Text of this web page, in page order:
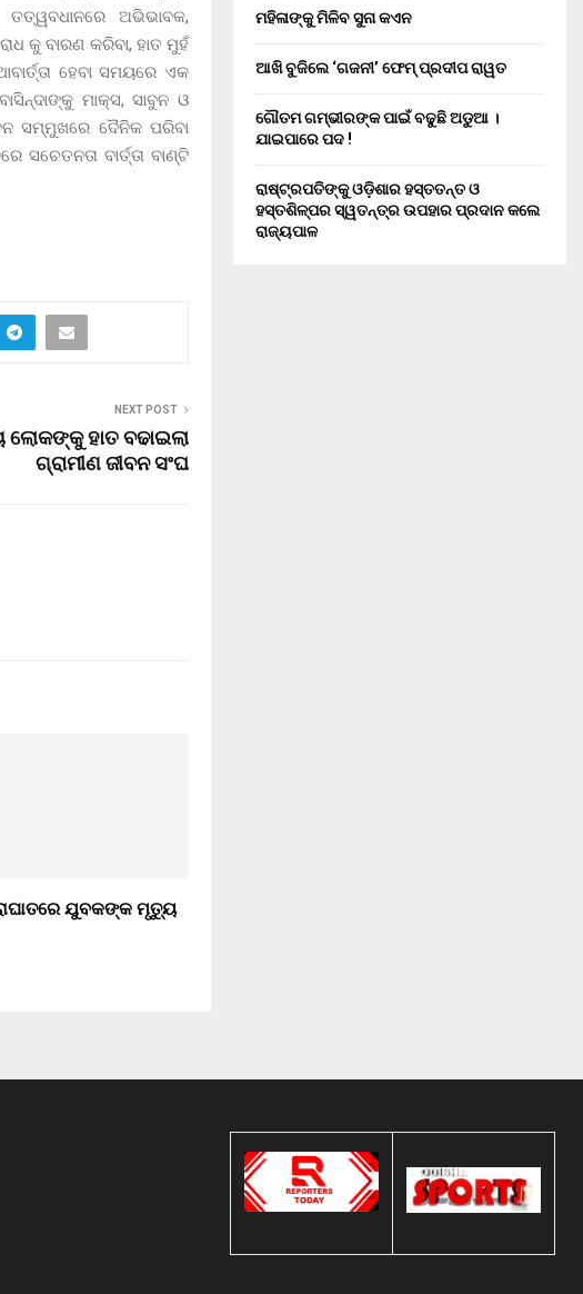
ତତ୍ୱବଧାନରେ ଅଭିଭାବକ,
କୁ ବାରଣ କରିବା, ହାତ ମୁହଁ
ହେବା ସମୟରେ ଏକ
ମାକ୍ସ, ସାବୁନ ଓ
ସମ୍ମୁଖରେ ଦୈନିକ ପରିବା
ବାର୍ତ୍ତା ବାଣ୍ଟି
NEXT POST
ଲୋକଙ୍କୁ ହାତ ବଢାଇଲା
ଗ୍ରାମୀଣ ଜୀବନ ସଂଘ
ଯୁବକଙ୍କ ମୃତ୍ୟୁ
ମହିଳାଙ୍କୁ ମିଳିବ ସୁନା କଏନ
ଆଖି ବୁଜିଲେ ‘ଗଜନୀ’ ଫେମ୍ ପ୍ରଦୀପ ରାୱତ
ଗୌତମ ଗମ୍ଭୀରଙ୍କ ପାଇଁ ବଢୁଛି ଅଡୁଆ ।
ଯାଇପାରେ ପଦ !
ରାଷ୍ଟ୍ରପତିଙ୍କୁ ଓଡ଼ିଶାର ହସ୍ତତନ୍ତ ଓ
ହସ୍ତଶିଳ୍ପର ସ୍ୱତନ୍ତ୍ର ଉପହାର ପ୍ରଦାନ କଲେ
ରାଜ୍ୟପାଳ